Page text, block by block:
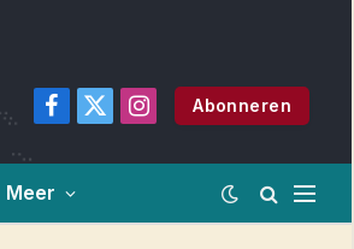
Facebook
X
Instagram
Abonneren
Meer